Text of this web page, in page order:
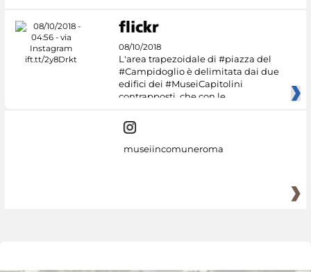
08/10/2018
L'area trapezoidale di #piazza del
#Campidoglio è delimitata dai due
edifici dei #MuseiCapitolini
contrapposti, che con le
museiincomuneroma